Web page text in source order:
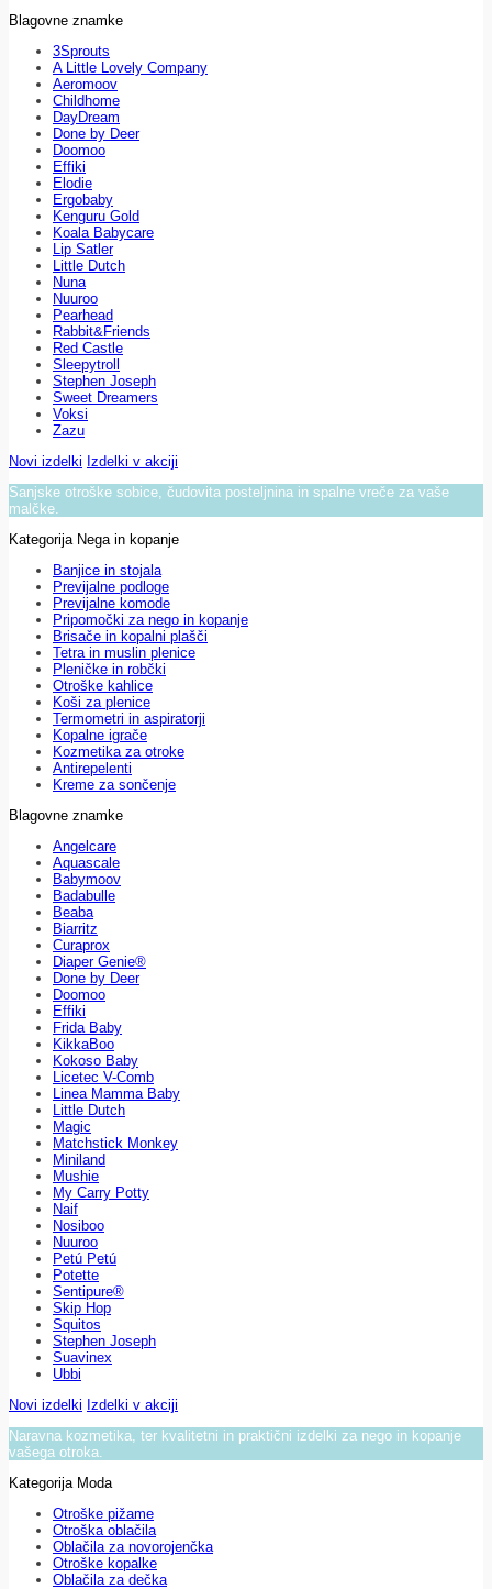
Blagovne znamke
3Sprouts
A Little Lovely Company
Aeromoov
Childhome
DayDream
Done by Deer
Doomoo
Effiki
Elodie
Ergobaby
Kenguru Gold
Koala Babycare
Lip Satler
Little Dutch
Nuna
Nuuroo
Pearhead
Rabbit&Friends
Red Castle
Sleepytroll
Stephen Joseph
Sweet Dreamers
Voksi
Zazu
Novi izdelki Izdelki v akciji
Sanjske otroške sobice, čudovita posteljnina in spalne vreče za vaše
malčke.
Kategorija Nega in kopanje
Banjice in stojala
Previjalne podloge
Previjalne komode
Pripomočki za nego in kopanje
Brisače in kopalni plašči
Tetra in muslin plenice
Pleničke in robčki
Otroške kahlice
Koši za plenice
Termometri in aspiratorji
Kopalne igrače
Kozmetika za otroke
Antirepelenti
Kreme za sončenje
Blagovne znamke
Angelcare
Aquascale
Babymoov
Badabulle
Beaba
Biarritz
Curaprox
Diaper Genie®
Done by Deer
Doomoo
Effiki
Frida Baby
KikkaBoo
Kokoso Baby
Licetec V-Comb
Linea Mamma Baby
Little Dutch
Magic
Matchstick Monkey
Miniland
Mushie
My Carry Potty
Naif
Nosiboo
Nuuroo
Petú Petú
Potette
Sentipure®
Skip Hop
Squitos
Stephen Joseph
Suavinex
Ubbi
Novi izdelki Izdelki v akciji
Naravna kozmetika, ter kvalitetni in praktični izdelki za nego in kopanje
vašega otroka.
Kategorija Moda
Otroške pižame
Otroška oblačila
Oblačila za novorojenčka
Otroške kopalke
Oblačila za dečka